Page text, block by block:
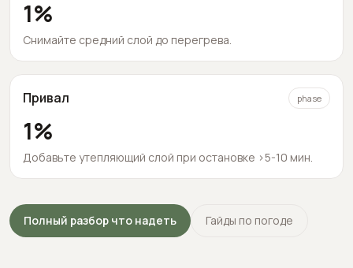
1%
Снимайте средний слой до перегрева.
Привал phase
1%
Добавьте утепляющий слой при остановке >5-10 мин.
Полный разбор что надеть Гайды по погоде